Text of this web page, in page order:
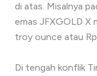
di atas. Misalnya
emas JFXGOLD X
troy ounce atau
Di tengah konflik